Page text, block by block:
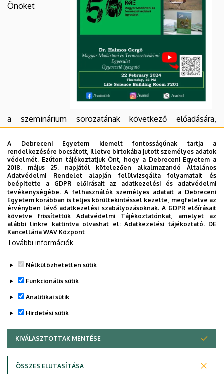
Önöket
a szeminárium sorozatának következő előadására,
amelyre2024. február 22-én, 12 órátólkerül sor a
Debreceni Egyetem Élettudományi Épületének F.201-es
termében.
Az 50 éves MME kutatási és természetvédelmi
tevékenysége
Előadó:
Dr. Halmos Gergő
(Magyar Madártani és Természetvédelmi Egyesület)
Legutóbbi frissítés: 2024. 02. 26. 12:47
Adatvédelem
A Debreceni Egyetem kiemelt fontosságúnak tartja a
rendelkezésére bocsátott, illetve birtokába jutott személyes adatok
védelmét. Ezúton tájékoztatjuk Önt, hogy a Debreceni Egyetem a
2018. május 25. napjától kötelezően alkalmazandó Általános
Adatvédelmi Rendelet alapján felülvizsgálta folyamatait és
beépítette a GDPR előírásait az adatkezelési és adatvédelmi
tevékenységébe. A felhasználók személyes adatait a Debreceni
Egyetem korábban is teljes körültekintéssel kezelte, megfelelve az
érvényben lévő adatkezelési szabályozásoknak. A GDPR előírásait
követve frissítettük Adatvédelmi Tájékoztatónkat, amelyet az
alábbi linkre kattintva olvashat el:Adatkezelési tájékoztató. DE
Kancellária WAV Központ
További információk
Nélkülözhetetlen sütik
Funkcionális sütik
Analitikai sütik
Hirdetési sütik
KIVÁLASZTOTTAK MENTÉSE
ÖSSZES ELUTASÍTÁSA
WITHDRAW CONSENT